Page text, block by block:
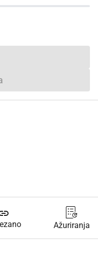
Ažuriranja